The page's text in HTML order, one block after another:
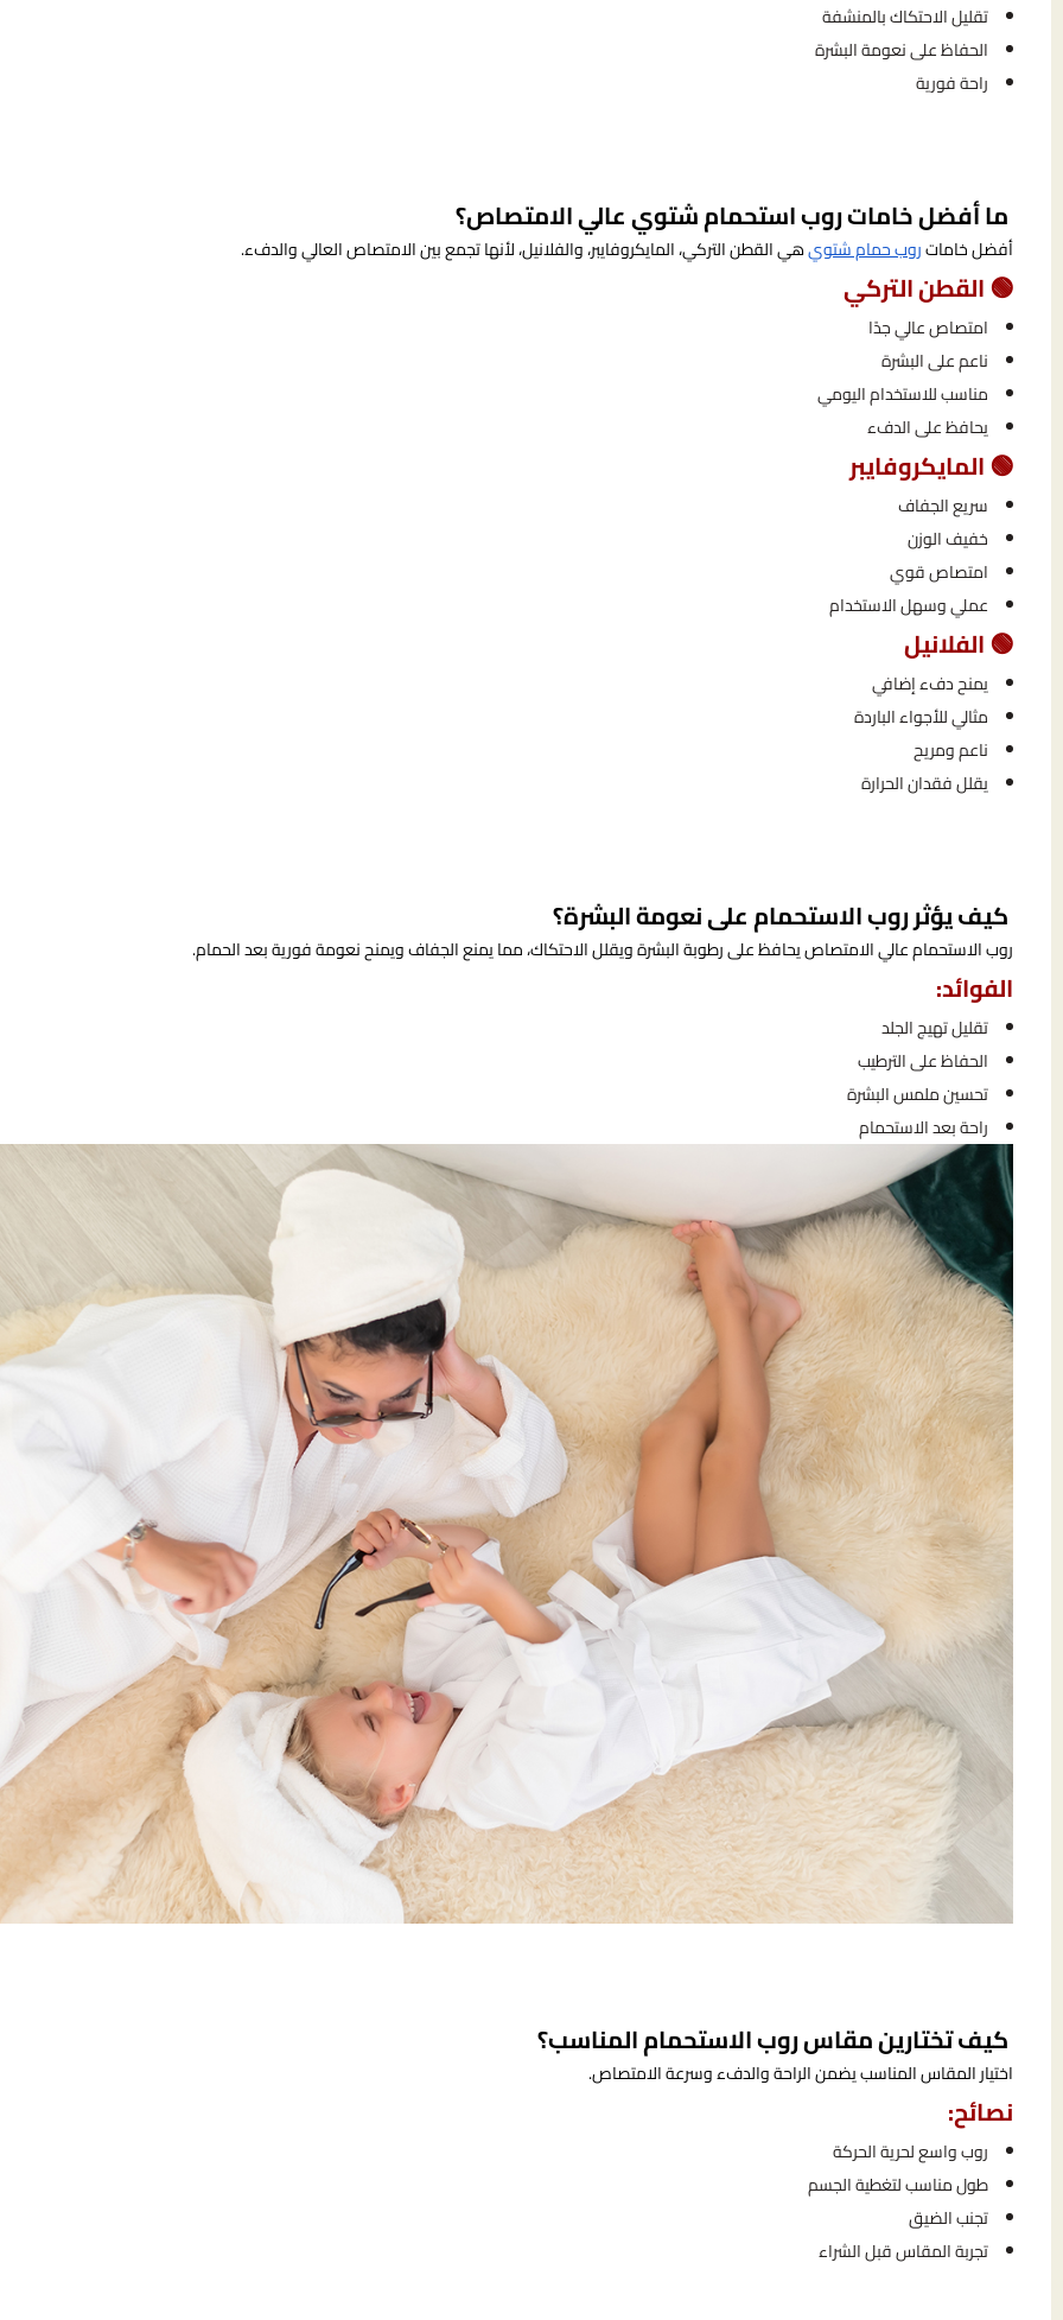
تقليل الاحتكاك بالمنشفة
الحفاظ على نعومة البشرة
راحة فورية
ما أفضل خامات روب استحمام شتوي عالي الامتصاص؟
أفضل خاماتروب حمام شتويهي القطن التركي، المايكروفايبر، والفلانيل، لأنها تجمع بين الامتصاص العالي والدفء.
🟢 القطن التركي
امتصاص عالي جدًا
ناعم على البشرة
مناسب للاستخدام اليومي
يحافظ على الدفء
🟢 المايكروفايبر
سريع الجفاف
خفيف الوزن
امتصاص قوي
عملي وسهل الاستخدام
🟢 الفلانيل
يمنح دفء إضافي
مثالي للأجواء الباردة
ناعم ومريح
يقلل فقدان الحرارة
كيف يؤثر روب الاستحمام على نعومة البشرة؟
روب الاستحمام عالي الامتصاص يحافظ على رطوبة البشرة ويقلل الاحتكاك، مما يمنع الجفاف ويمنح نعومة فورية بعد الحمام.
الفوائد:
تقليل تهيج الجلد
الحفاظ على الترطيب
تحسين ملمس البشرة
راحة بعد الاستحمام
كيف تختارين مقاس روب الاستحمام المناسب؟
اختيار المقاس المناسب يضمن الراحة والدفء وسرعة الامتصاص.
نصائح:
روب واسع لحرية الحركة
طول مناسب لتغطية الجسم
تجنب الضيق
تجربة المقاس قبل الشراء